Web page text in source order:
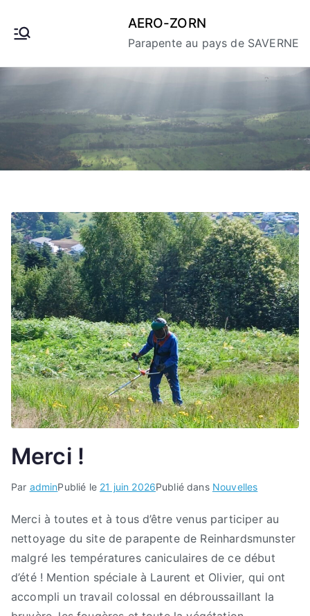
AERO-ZORN
Parapente au pays de SAVERNE
Merci !
Par adminPublié le 21 juin 2026Publié dans Nouvelles
Merci à toutes et à tous d’être venus participer au
nettoyage du site de parapente de Reinhardsmunster
malgré les températures caniculaires de ce début
d’été ! Mention spéciale à Laurent et Olivier, qui ont
accompli un travail colossal en débroussaillant la